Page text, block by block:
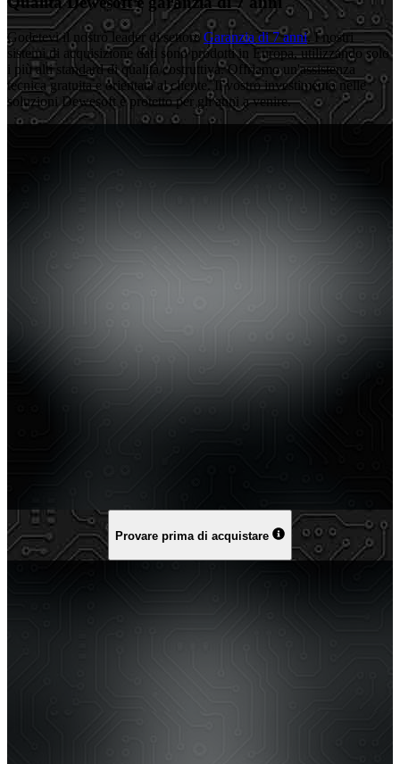
Godetevi il nostro leader di settore Garanzia di 7 anni. I nostri
sistemi di acquisizione dati sono prodotti in Europa, utilizzando solo
i più alti standard di qualità costruttiva. Offriamo un'assistenza
tecnica gratuita e orientata al cliente. Il vostro investimento nelle
soluzioni Dewesoft è protetto per gli anni a venire.
Provare prima di acquistare